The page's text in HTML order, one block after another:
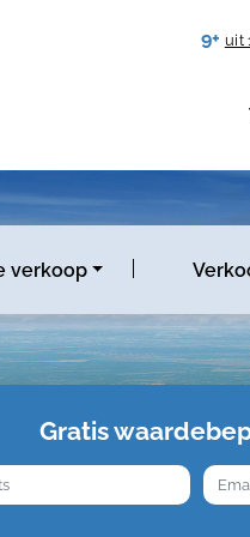
9+ uit
verkoop
Gratis